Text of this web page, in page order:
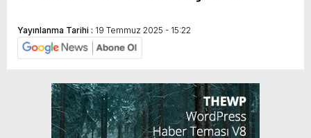
Yayınlanma Tarihi : 19 Temmuz 2025 - 15:22